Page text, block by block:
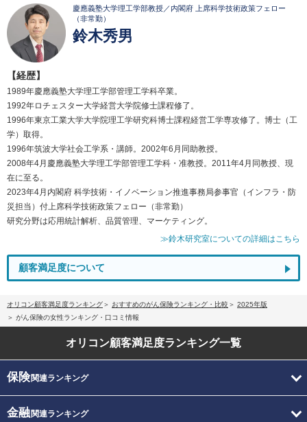
慶應義塾大学理工学部教授／内閣府 上席科学技術政策フェロー
（非常勤）
鈴木秀男
【経歴】
1989年慶應義塾大学理工学部管理工学科卒業。
1992年ロチェスター大学経営大学院修士課程修了。
1996年東京工業大学大学院理工学研究科博士課程経営工学専攻修了。博士（工
学）取得。
1996年筑波大学社会工学系・講師。2002年6月同助教授。
2008年4月慶應義塾大学理工学部管理工学科・准教授。2011年4月同教授、現
在に至る。
2023年4月内閣府 科学技術・イノベーション推進事務局参事官（インフラ・防
災担当）付上席科学技術政策フェロー（非常勤）
研究分野は応用統計解析、品質管理、マーケティング。
≫鈴木研究室についての詳細はこちら
顧客満足度について
オリコン顧客満足度ランキング おすすめのがん保険ランキング・比較
2025年版
がん保険の女性ランキング・口コミ情報
オリコン顧客満足度ランキング一覧
保険関連ランキング
金融関連ランキング